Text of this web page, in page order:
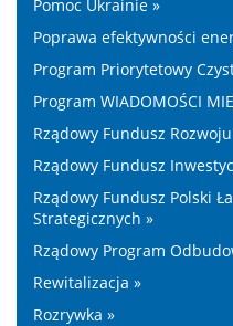
Pomoc Ukrainie »
Poprawa efektywności
Program Priorytetowy
Program WIADOMOŚCI
Rządowy Fundusz
Rządowy Fundusz
Rządowy Fundusz Polski
Strategicznych »
Rządowy Program
Rewitalizacja »
Rozrywka »